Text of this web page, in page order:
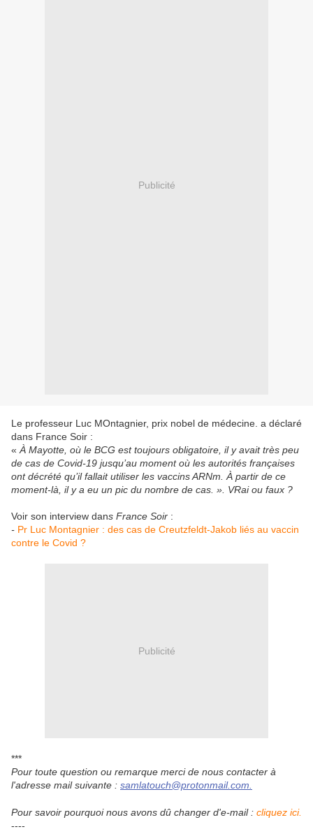
Publicité
Le professeur Luc MOntagnier, prix nobel de médecine. a déclaré
dans France Soir :
« À Mayotte, où le BCG est toujours obligatoire, il y avait très peu
de cas de Covid-19 jusqu’au moment où les autorités françaises
ont décrété qu’il fallait utiliser les vaccins ARNm. À partir de ce
moment-là, il y a eu un pic du nombre de cas. ». VRai ou faux ?
Voir son interview dans France Soir :
- Pr Luc Montagnier : des cas de Creutzfeldt-Jakob liés au vaccin
contre le Covid ?
Publicité
***
Pour toute question ou remarque merci de nous contacter à
l'adresse mail suivante : samlatouch@protonmail.com.
Pour savoir pourquoi nous avons dû changer d'e-mail : cliquez ici.
----